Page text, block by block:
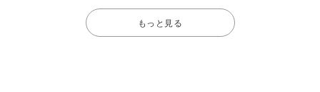
もっと見る